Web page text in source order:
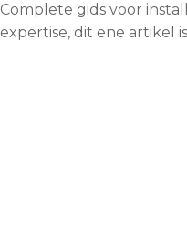
Complete gids voor
expertise, dit ene artikel